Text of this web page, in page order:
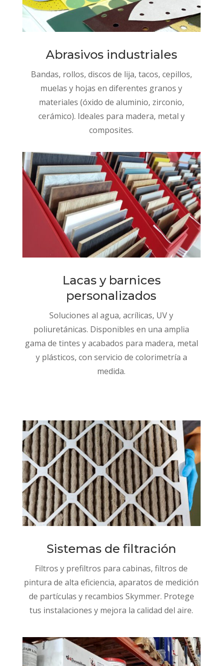
Abrasivos industriales
Bandas, rollos, discos de lija, tacos, cepillos,
muelas y hojas en diferentes granos y
materiales (óxido de aluminio, zirconio,
cerámico). Ideales para madera, metal y
composites.
Lacas y barnices
personalizados
Soluciones al agua, acrílicas, UV y
poliuretánicas. Disponibles en una amplia
gama de tintes y acabados para madera, metal
y plásticos, con servicio de colorimetría a
medida.
Sistemas de filtración
Filtros y prefiltros para cabinas, filtros de
pintura de alta eficiencia, aparatos de medición
de partículas y recambios Skymmer. Protege
tus instalaciones y mejora la calidad del aire.